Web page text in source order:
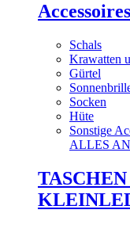
Accessoires
Schals
Krawatten
Gürtel
Socken
Hüte
Sonstige
ALLES